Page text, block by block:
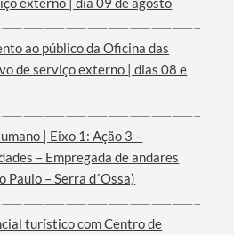
ao público da Oficina das
de serviço externo | dias 08 e
| Eixo 1: Ação 3 –
– Empregada de andares
Paulo – Serra d´Ossa)
turístico com Centro de